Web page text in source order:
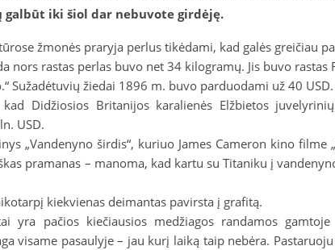
iki šiol dar nebuvote girdėję.
žmonės praryja perlus tikėdami, kad galės greičiau
nors rastas perlas buvo net 34 kilogramų. Jis buvo rastas
Sužadėtuvių žiedai 1896 m. buvo parduodami už 40 USD.
kad Didžiosios Britanijos karalienės Elžbietos
USD.
„Vandenyno širdis“, kuriuo James Cameron kino filme
pramanas – manoma, kad kartu su Titaniku į
kiekvienas deimantas pavirsta į grafitą.
yra pačios kiečiausios medžiagos randamos
visame pasaulyje – jau kurį laiką taip nebėra.